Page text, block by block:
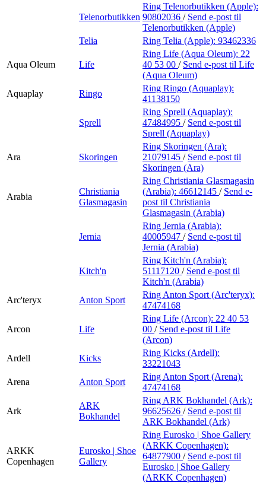
Telenorbutikken
Ring Telenorbutikken (Apple):
90802036 / Send e-post til
Telenorbutikken (Apple)
Telia
Ring Telia (Apple): 93462336
Aqua Oleum Life
Ring Life (Aqua Oleum): 22
40 53 00 / Send e-post til Life
(Aqua Oleum)
Aquaplay
Ringo
Ring Ringo (Aquaplay):
41138150
Sprell
Ring Sprell (Aquaplay):
47484995 / Send e-post til
Sprell (Aquaplay)
Ara Skoringen
Ring Skoringen (Ara):
21079145 / Send e-post til
Skoringen (Ara)
Arabia
Christiania
Glasmagasin
Ring Christiania Glasmagasin
(Arabia): 46612145 / Send e-
post til Christiania
Glasmagasin (Arabia)
Jernia
Ring Jernia (Arabia):
40005947 / Send e-post til
Jernia (Arabia)
Kitch'n
Ring Kitch'n (Arabia):
51117120 / Send e-post til
Kitch'n (Arabia)
Arc'teryx
Anton Sport
Ring Anton Sport (Arc'teryx):
47474168
Arcon Life
Ring Life (Arcon): 22 40 53
00 / Send e-post til Life
(Arcon)
Ardell
Kicks
Ring Kicks (Ardell):
33221043
Arena
Anton Sport
Ring Anton Sport (Arena):
47474168
Ark
ARK
Bokhandel
Ring ARK Bokhandel (Ark):
96625626 / Send e-post til
ARK Bokhandel (Ark)
ARKK
Copenhagen
Eurosko | Shoe
Gallery
Ring Eurosko | Shoe Gallery
(ARKK Copenhagen):
64877900 / Send e-post til
Eurosko | Shoe Gallery
(ARKK Copenhagen)